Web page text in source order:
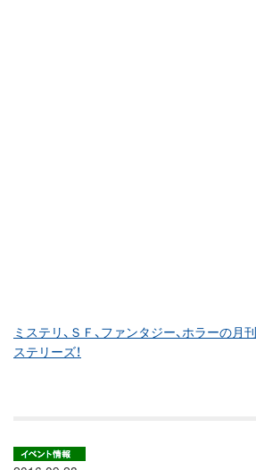
ミステリ、ＳＦ、ファンタジー、ホラーの月
ステリーズ！